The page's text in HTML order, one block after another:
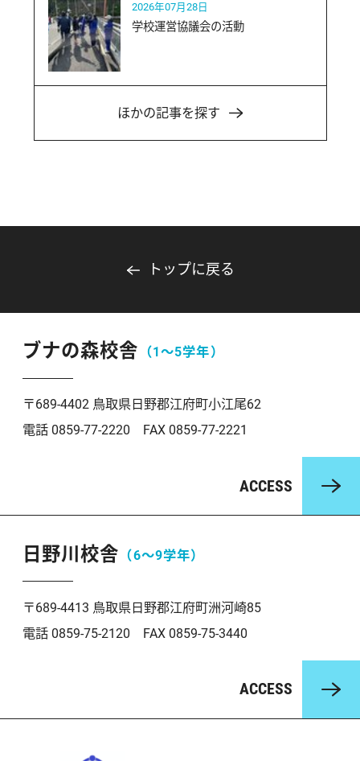
2026年07月28日
学校運営協議会の活動
ほかの記事を探す
トップに戻る
ブナの森校舎 （1〜5学年）
〒689-4402 鳥取県日野郡江府町小江尾62
電話 0859-77-2220 FAX 0859-77-2221
ACCESS
日野川校舎 （6〜9学年）
〒689-4413 鳥取県日野郡江府町洲河崎85
電話 0859-75-2120 FAX 0859-75-3440
ACCESS